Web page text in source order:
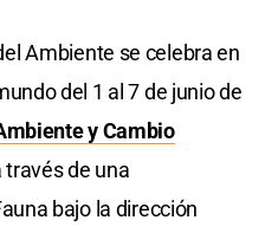
Ambiente se celebra en
del 1 al 7 de junio de
y Cambio
de una
bajo la dirección